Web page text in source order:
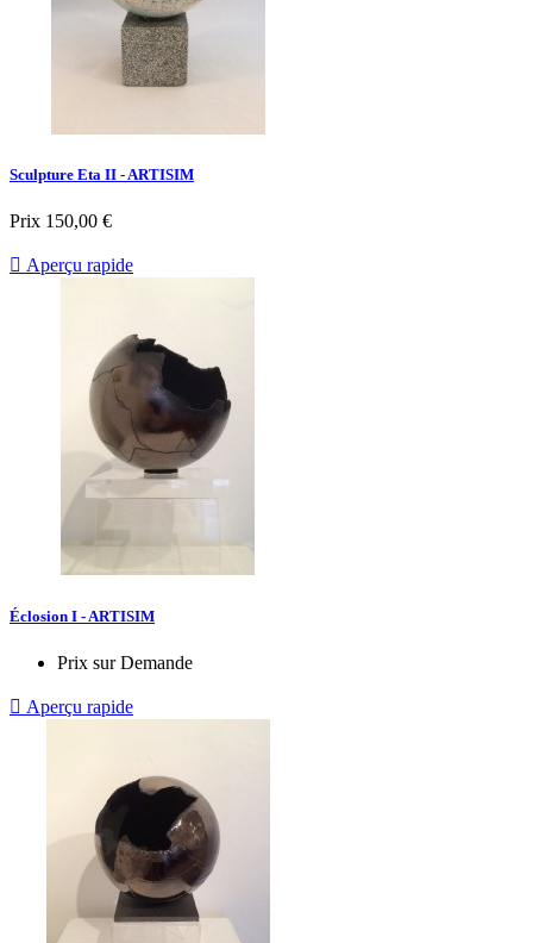
Sculpture Eta II - ARTISIM
Prix 150,00 €
 Aperçu rapide
Éclosion I - ARTISIM
Prix sur Demande
 Aperçu rapide